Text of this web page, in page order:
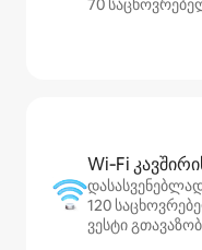
70
Wi‑Fi
120
ვესტი